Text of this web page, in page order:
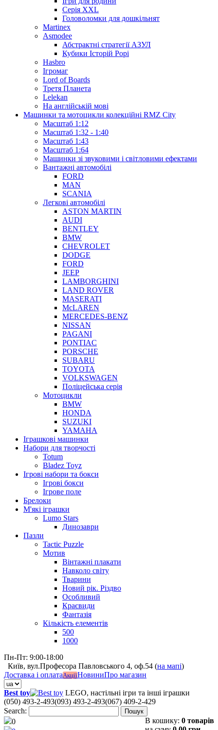
Серія XXL
Головоломки для дошкільнят
Martinex
Asmodee
Абстрактні стратегії АЗУЛ
Кубики Історій Рорі
Hasbro
Ігромаг
Lord of Boards
Третя Планета
Lelekan
На англійській мові
Машинки та мотоцикли колекційні RMZ City
Масштаб 1:12
Масштаб 1:32 - 1:40
Масштаб 1:43
Масштаб 1:64
Машинки зі звуковими і світловими ефектами
Вантажні автомобілі
FORD
MAN
SCANIA
Легкові автомобілі
ASTON MARTIN
AUDI
BENTLEY
BMW
CHEVROLET
DODGE
FORD
JEEP
LAMBORGHINI
LAND ROVER
MASERATI
McLAREN
MERCEDES-BENZ
NISSAN
PAGANI
PONTIAC
PORSCHE
SUBARU
TOYOTA
VOLKSWAGEN
Поліцейська серія
Мотоцикли
BMW
HONDA
SUZUKI
YAMAHA
Іграшкові машинки
Набори для творчості
Totum
Bladez Toyz
Ігрові набори та бокси
Ігрові бокси
Ігрове поле
Брелоки
М'які іграшки
Lumo Stars
Динозаври
Пазли
Tactic Puzzle
Мотив
Вінтажні плакати
Навколо світу
Тварини
Новий рік. Різдво
Особливий
Краєвиди
Фантазія
Кількість елементів
500
1000
Пн-Пт: 9:00-18:00
Київ, вул.Професора Павловського 4, оф.54 (на мапі)
Доставка і оплатаАкціїНовиниПро магазин
Best toy
LEGO, настільні ігри та інші іграшки
(050) 493-2-493(093) 493-2-493(067) 409-2-429
Search:
Пошук
0 В кошику: 0 товарів